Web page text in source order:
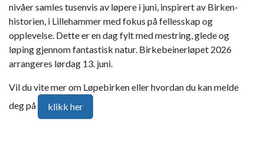
nivåer samles tusenvis av løpere i juni, inspirert av Birken-
historien, i Lillehammer med fokus på fellesskap og
opplevelse. Dette er en dag fylt med mestring, glede og
løping gjennom fantastisk natur. Birkebeinerløpet 2026
arrangeres lørdag 13. juni.
Vil du vite mer om Løpebirken eller hvordan du kan melde
deg på
klikk her